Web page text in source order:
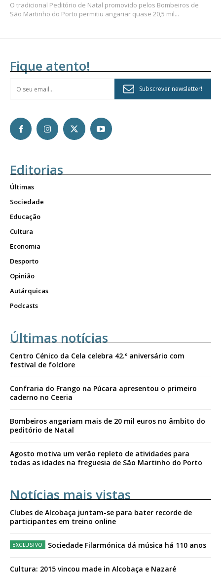
O tradicional Peditório de Natal promovido pelos Bombeiros de
São Martinho do Porto permitiu angariar quase 20,5 mil...
Fique atento!
Subscrever newsletter!
Editorias
Últimas
Sociedade
Educação
Cultura
Economia
Desporto
Opinião
Autárquicas
Podcasts
Últimas notícias
Centro Cénico da Cela celebra 42.º aniversário com
festival de folclore
Confraria do Frango na Púcara apresentou o primeiro
caderno no Ceeria
Bombeiros angariam mais de 20 mil euros no âmbito do
peditório de Natal
Agosto motiva um verão repleto de atividades para
todas as idades na freguesia de São Martinho do Porto
Notícias mais vistas
Clubes de Alcobaça juntam-se para bater recorde de
participantes em treino online
Sociedade Filarmónica dá música há 110 anos
Cultura: 2015 vincou made in Alcobaça e Nazaré